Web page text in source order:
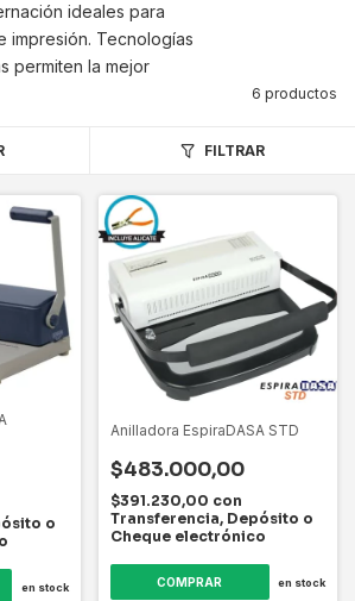
ideales para
impresión. Tecnologías
permiten la mejor
6 productos
FILTRAR
o
en stock
Anilladora EspiraDASA STD
$483.000,00
$391.230,00 con
Transferencia, Depósito o
Cheque electrónico
en stock